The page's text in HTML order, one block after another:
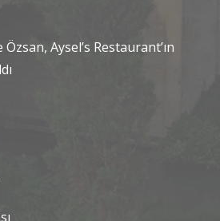
Özsan, Aysel’s Restaurant’ın